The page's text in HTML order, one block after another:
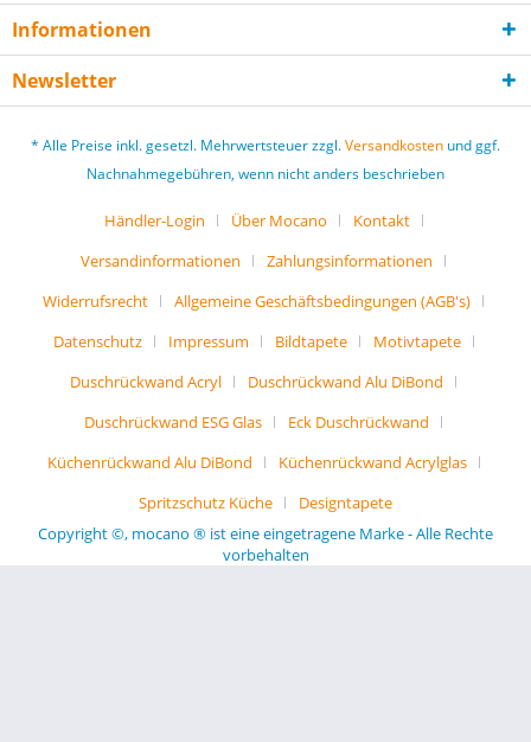
Informationen
Newsletter
* Alle Preise inkl. gesetzl. Mehrwertsteuer zzgl.Versandkosten und ggf.
Nachnahmegebühren, wenn nicht anders beschrieben
Händler-Login Über Mocano
Kontakt
Versandinformationen
Zahlungsinformationen
Widerrufsrecht
Allgemeine Geschäftsbedingungen (AGB's)
Datenschutz
Impressum Bildtapete
Motivtapete
Duschrückwand Acryl
Duschrückwand Alu DiBond
Duschrückwand ESG Glas
Eck Duschrückwand
Küchenrückwand Alu DiBond
Küchenrückwand Acrylglas
Spritzschutz Küche
Designtapete
Copyright ©, mocano ® ist eine eingetragene Marke - Alle Rechte
vorbehalten